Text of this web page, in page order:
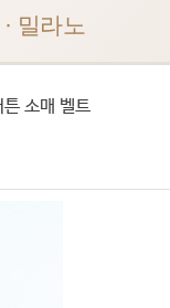
밀라노
소매 벨트